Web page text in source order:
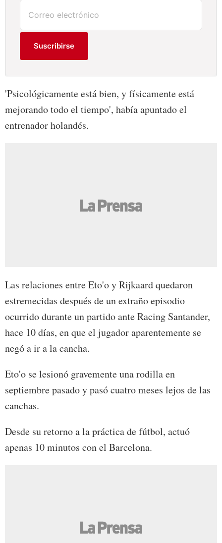
Suscribirse
'Psicológicamente está bien, y físicamente está
mejorando todo el tiempo', había apuntado el
entrenador holandés.
Las relaciones entre Eto'o y Rijkaard quedaron
estremecidas después de un extraño episodio
ocurrido durante un partido ante Racing Santander,
hace 10 días, en que el jugador aparentemente se
negó a ir a la cancha.
Eto'o se lesionó gravemente una rodilla en
septiembre pasado y pasó cuatro meses lejos de las
canchas.
Desde su retorno a la práctica de fútbol, actuó
apenas 10 minutos con el Barcelona.